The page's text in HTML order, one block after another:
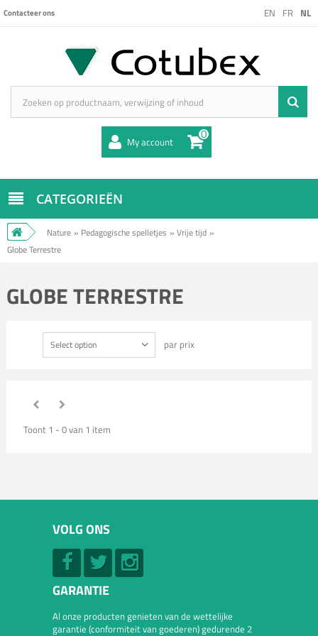
EN FR NL
Contacteer ons
My account 0
CATEGORIEËN
Nature » Pedagogische spelletjes » Vrije tijd »
Globe Terrestre
GLOBE TERRESTRE
Select option par prix
Toont 1 - 0 van 1 item
VOLG ONS
GARANTIE
Al onze producten genieten van de wettelijke
garantie (conformiteit van goederen) gedurende 2